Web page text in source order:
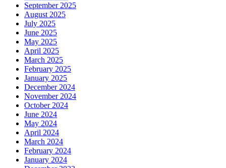
September 2025
August 2025
July 2025
June 2025
May 2025
April 2025
March 2025
February 2025
January 2025
December 2024
November 2024
October 2024
June 2024
May 2024
April 2024
March 2024
February 2024
January 2024